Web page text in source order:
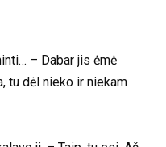
– Dabar jis ėmė
tu dėl nieko ir niekam